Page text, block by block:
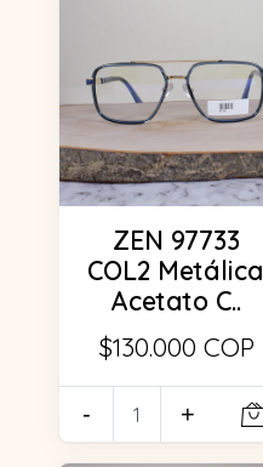
ZEN 97733
COL2 Metálica
Acetato C..
$130.000 COP
- +